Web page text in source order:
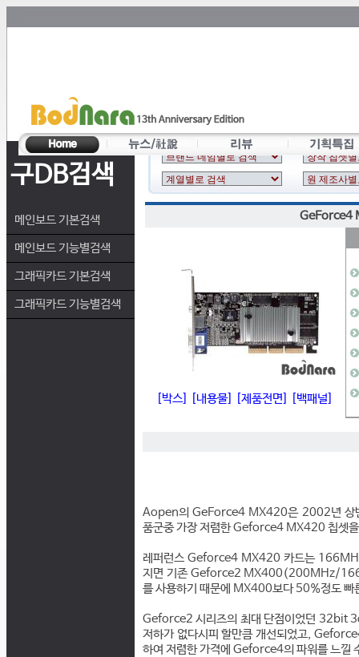
구DB검색
메인보드 기본검색
메인보드 기능별검색
그래픽카드 기본검색
그래픽카드 기능별검색
GeForce4
[박스] [내용물] [제품전면] [백패널]
Aopen의 GeForce4 MX420은 2002년 상
품군중 가장 저렴한 Geforce4 MX420 칩셋
레퍼런스 Geforce4 MX420 카드는
지면 기존 Geforce2 MX400(200MHz/
를 사용하기 때문에 MX400보다 50%정도 빠
Geforce2 시리즈의 최대 단점이었던 32bit
저하가 없다시피 할만큼 개선되었고,
하여 저렴한 가격에 Geforce4의 파워를 느낄